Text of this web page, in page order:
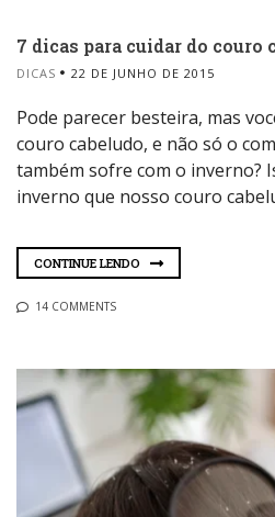
7 dicas para cuidar do couro
DICAS 22 DE JUNHO DE 2015
Pode parecer besteira, mas
couro cabeludo, e não só o
também sofre com o inverno?
inverno que nosso couro
CONTINUE LENDO
14 COMMENTS